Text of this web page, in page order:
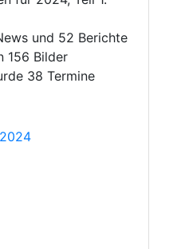
und 52 Berichte
156 Bilder
38 Termine